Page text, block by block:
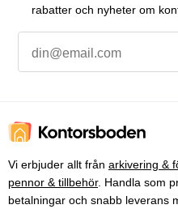
rabatter och nyheter om
Vi erbjuder allt från arkivering &
pennor & tillbehör. Handla som
betalningar och snabb leverans